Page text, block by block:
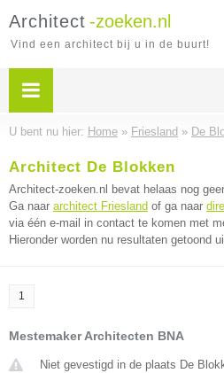
Architect -zoeken.nl
Vind een architect bij u in de buurt!
U bent nu hier: Home » Friesland » De
Architect De Blokken
Architect-zoeken.nl bevat helaas nog
Ga naar architect Friesland of ga naar
via één e-mail in contact te komen met
Hieronder worden nu resultaten getoond
1
Mestemaker Architecten BNA
Niet gevestigd in de plaats De